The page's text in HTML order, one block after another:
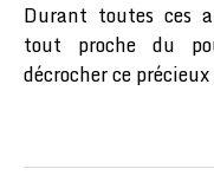
Durant toutes ces
tout proche du
décrocher ce